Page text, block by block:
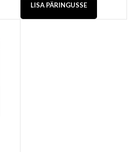
LISA PÄRINGUSSE